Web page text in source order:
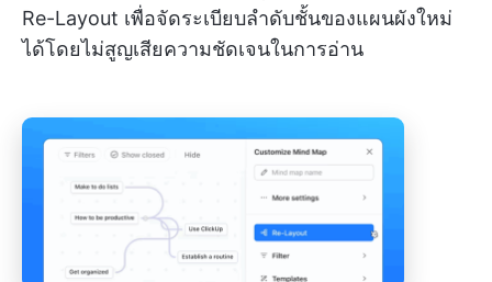
Re-Layout เพื่อจัดระเบียบลำดับชั้นของแผนผังใหม่
ได้โดยไม่สูญเสียความชัดเจนในการอ่าน